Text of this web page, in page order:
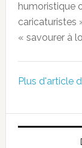
humoristique
caricaturistes
« savourer à
Plus d'article